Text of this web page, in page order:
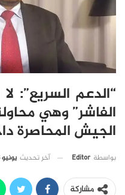
“الدعم السريع”:
الفاشر” وهي
الجيش المحاصرة
بواسطة Editor آخر تحديث يونيو 28, 2025
مشاركة